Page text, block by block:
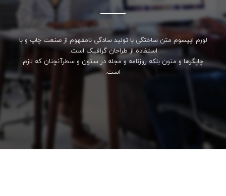
لورم ایپسوم متن ساختگی با تولید سادگی نامفهوم از صنعت چاپ و با
استفاده از طراحان گرافیک است.
چاپگرها و متون بلکه روزنامه و مجله در ستون و سطرآنچنان که لازم
است.